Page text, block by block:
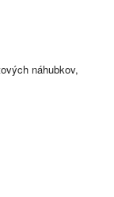
náhubkov,